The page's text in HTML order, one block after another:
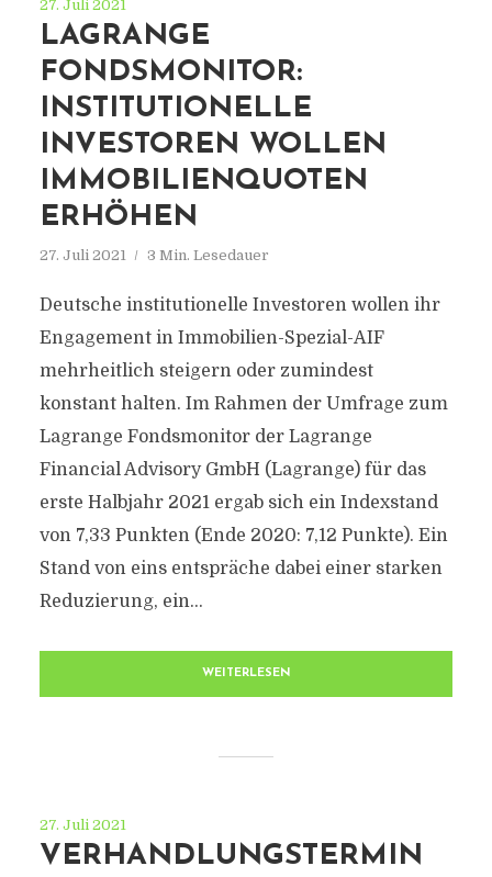
27. Juli 2021
LAGRANGE
FONDSMONITOR:
INSTITUTIONELLE
INVESTOREN WOLLEN
IMMOBILIENQUOTEN
ERHÖHEN
27. Juli 2021 3 Min. Lesedauer
Deutsche institutionelle Investoren wollen ihr
Engagement in Immobilien-Spezial-AIF
mehrheitlich steigern oder zumindest
konstant halten. Im Rahmen der Umfrage zum
Lagrange Fondsmonitor der Lagrange
Financial Advisory GmbH (Lagrange) für das
erste Halbjahr 2021 ergab sich ein Indexstand
von 7,33 Punkten (Ende 2020: 7,12 Punkte). Ein
Stand von eins entspräche dabei einer starken
Reduzierung, ein...
WEITERLESEN
27. Juli 2021
VERHANDLUNGSTERMIN